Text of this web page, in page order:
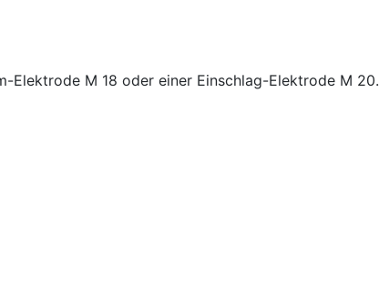
Elektrode M 18 oder einer Einschlag-Elektrode M 20.